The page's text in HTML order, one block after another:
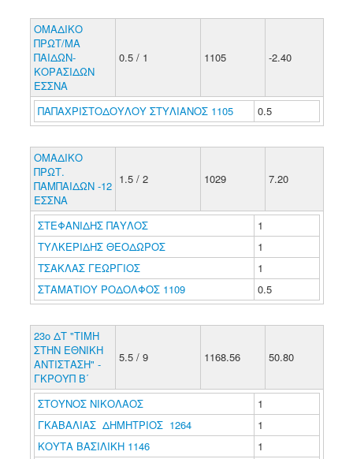
ΟΜΑΔΙΚΟ
ΠΡΩΤ/ΜΑ
ΠΑΙΔΩΝ-
ΚΟΡΑΣΙΔΩΝ
ΕΣΣΝΑ
0.5 / 1 1105 -2.40
ΠΑΠΑΧΡΙΣΤΟΔΟΥΛΟΥ ΣΤΥΛΙΑΝΟΣ 1105 0.5
ΟΜΑΔΙΚΟ
ΠΡΩΤ.
ΠΑΜΠΑΙΔΩΝ -12
ΕΣΣΝΑ
1.5 / 2 1029 7.20
ΣΤΕΦΑΝΙΔΗΣ ΠΑΥΛΟΣ
1
ΤΥΛΚΕΡΙΔΗΣ ΘΕΟΔΩΡΟΣ
1
ΤΣΑΚΛΑΣ ΓΕΩΡΓΙΟΣ
1
ΣΤΑΜΑΤΙΟΥ ΡΟΔΟΛΦΟΣ 1109
0.5
23ο ΔΤ "ΤΙΜΗ
ΣΤΗΝ ΕΘΝΙΚΗ
ΑΝΤΙΣΤΑΣΗ" -
ΓΚΡΟΥΠ Β΄
5.5 / 9 1168.56 50.80
ΣΤΟΥΝΟΣ ΝΙΚΟΛΑΟΣ
1
ΓΚΑΒΑΛΙΑΣ ΔΗΜΗΤΡΙΟΣ 1264
1
ΚΟΥΤΑ ΒΑΣΙΛΙΚΗ 1146
1